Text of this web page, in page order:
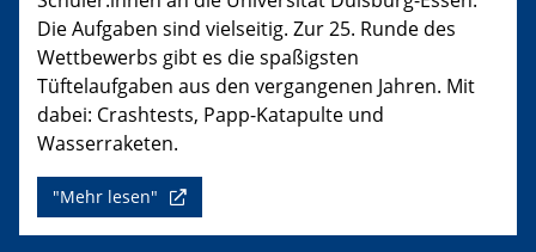
Die Aufgaben sind vielseitig. Zur 25. Runde des
Wettbewerbs gibt es die spaßigsten
Tüftelaufgaben aus den vergangenen Jahren. Mit
dabei: Crashtests, Papp-Katapulte und
Wasserraketen.
"Mehr lesen"